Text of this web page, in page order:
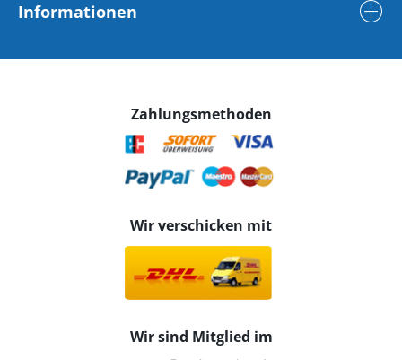
Informationen
Zahlungsmethoden
Wir verschicken mit
Wir sind Mitglied im